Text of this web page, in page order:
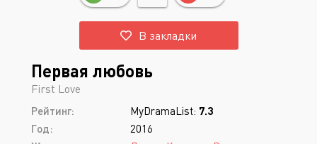
В закладки
Первая любовь
First Love
Рейтинг: MyDramaList: 7.3
Год:
2016